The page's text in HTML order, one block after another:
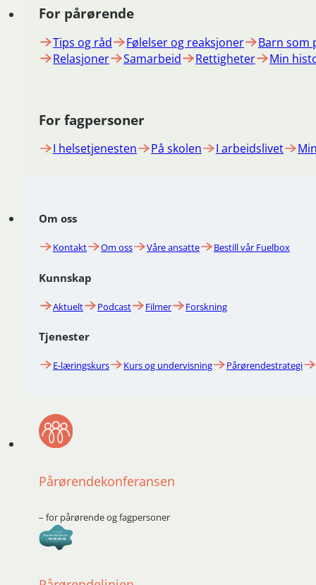
For pårørende
Tips og råd Følelser og reaksjoner
Barn som
Relasjoner
Samarbeid Rettigheter Min
For fagpersoner
I helsetjenesten På skolen I arbeidslivet
Om oss
Kontakt Om oss Våre ansatte Bestill vår Fuelbox
Kunnskap
Aktuelt Podcast Filmer Forskning
Tjenester
E-læringskurs Kurs og undervisning Pårørendestrategi
Pårørendekonferansen
– for pårørende og fagpersoner